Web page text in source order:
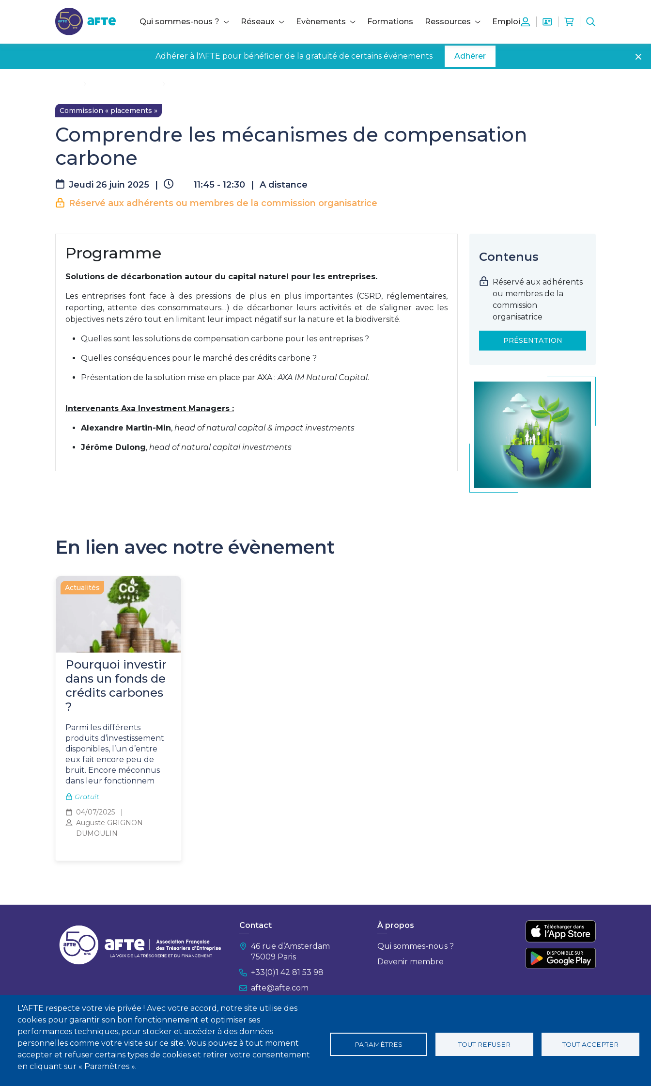
L'AFTE respecte votre vie privée ! Avec votre accord, notre site utilise des
cookies pour garantir son bon fonctionnement et optimiser ses
performances techniques, pour stocker et accéder à des données
personnelles comme votre visite sur ce site. Vous pouvez à tout moment
accepter et refuser certains types de cookies et retirer votre consentement
en cliquant sur « Paramètres ».
PARAMÈTRES TOUT REFUSER TOUT ACCEPTER
Qui sommes-nous ? Réseaux Evènements Formations Ressources Emploi
Adhérer à l'AFTE pour bénéficier de la gratuité de certains événements Adhérer
Commission « placements »
Comprendre les mécanismes de compensation
carbone
Jeudi 26 juin 2025 11:45 - 12:30
A distance
Réservé aux adhérents ou membres de la commission organisatrice
Programme
Solutions de décarbonation autour du capital naturel pour les entreprises.
Les entreprises font face à des pressions de plus en plus importantes (CSRD, réglementaires,
reporting, attente des consommateurs…) de décarboner leurs activités et de s’aligner avec les
objectives nets zéro tout en limitant leur impact négatif sur la nature et la biodiversité.
Quelles sont les solutions de compensation carbone pour les entreprises ?
Quelles conséquences pour le marché des crédits carbone ?
Présentation de la solution mise en place par AXA :AXA IM Natural Capital.
Intervenants Axa Investment Managers :
Alexandre Martin-Min, head of natural capital & impact investments
Jérôme Dulong, head of natural capital investments
Contenus
Réservé aux adhérents
ou membres de la
commission
organisatrice
PRÉSENTATION
En lien avec notre évènement
Actualités
Pourquoi investir
dans un fonds de
crédits carbones
?
Parmi les différents
produits d’investissement
disponibles, l’un d’entre
eux fait encore peu de
bruit. Encore méconnus
dans leur fonctionnem
Gratuit
04/07/2025
Auguste GRIGNON
DUMOULIN
Contact
46 rue d’Amsterdam
75009 Paris
+33(0)1 42 81 53 98
afte@afte.com
Nous contacter
À propos
Qui sommes-nous ?
Devenir membre